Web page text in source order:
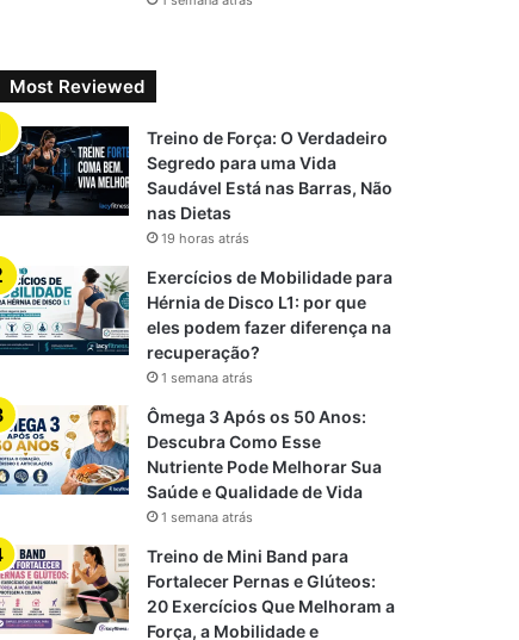
Most Reviewed
Treino de Força: O Verdadeiro
Segredo para uma Vida
Saudável Está nas Barras, Não
nas Dietas
19 horas atrás
Exercícios de Mobilidade para
Hérnia de Disco L1: por que
eles podem fazer diferença na
recuperação?
1 semana atrás
Ômega 3 Após os 50 Anos:
Descubra Como Esse
Nutriente Pode Melhorar Sua
Saúde e Qualidade de Vida
1 semana atrás
Treino de Mini Band para
Fortalecer Pernas e Glúteos:
20 Exercícios Que Melhoram a
Força, a Mobilidade e